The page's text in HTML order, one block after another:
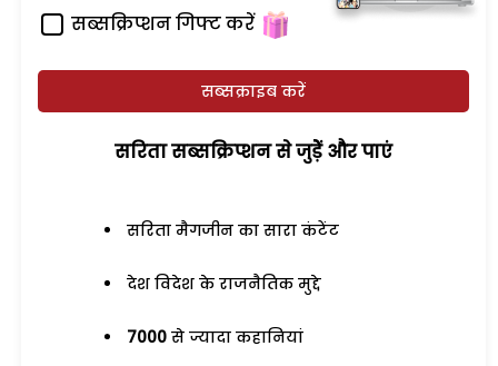
सब्सक्रिप्शन गिफ्ट करें
सब्सक्राइब करें
सरिता सब्सक्रिप्शन से जुड़ेें और पाएं
सरिता मैगजीन का सारा कंटेंट
देश विदेश के राजनैतिक मुद्दे
7000 से ज्यादा कहानियां